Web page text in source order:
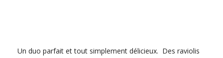
Un duo parfait et tout simplement délicieux. Des raviolis